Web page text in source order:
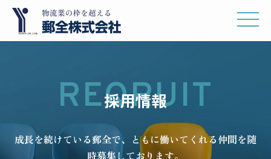
テ
ゲ
REQRUIT
採用情報
成長を続けている郵全で、 ともに働いてくれる仲間を随
時募集しております。